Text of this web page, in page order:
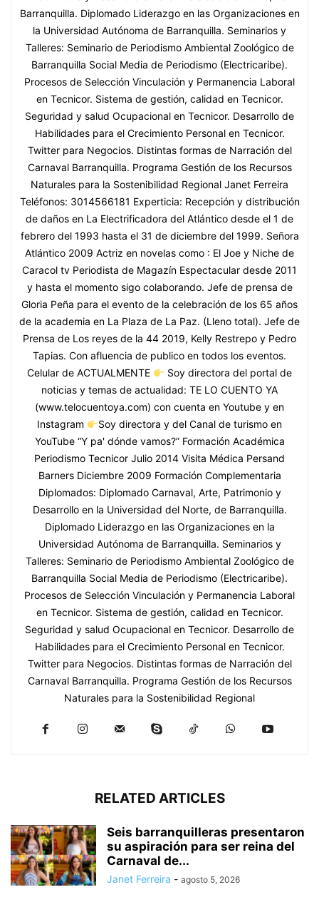
Barranquilla. Diplomado Liderazgo en las Organizaciones en
la Universidad Autónoma de Barranquilla. Seminarios y
Talleres: Seminario de Periodismo Ambiental Zoológico de
Barranquilla Social Media de Periodismo (Electricaribe).
Procesos de Selección Vinculación y Permanencia Laboral
en Tecnicor. Sistema de gestión, calidad en Tecnicor.
Seguridad y salud Ocupacional en Tecnicor. Desarrollo de
Habilidades para el Crecimiento Personal en Tecnicor.
Twitter para Negocios. Distintas formas de Narración del
Carnaval Barranquilla. Programa Gestión de los Recursos
Naturales para la Sostenibilidad Regional Janet Ferreira
Teléfonos: 3014566181 Experticia: Recepción y distribución
de daños en La Electrificadora del Atlántico desde el 1 de
febrero del 1993 hasta el 31 de diciembre del 1999. Señora
Atlántico 2009 Actriz en novelas como : El Joe y Niche de
Caracol tv Periodista de Magazín Espectacular desde 2011
y hasta el momento sigo colaborando. Jefe de prensa de
Gloria Peña para el evento de la celebración de los 65 años
de la academia en La Plaza de La Paz. (Lleno total). Jefe de
Prensa de Los reyes de la 44 2019, Kelly Restrepo y Pedro
Tapias. Con afluencia de publico en todos los eventos.
Celular de ACTUALMENTE
Soy directora del portal de
noticias y temas de actualidad: TE LO CUENTO YA
(www.telocuentoya.com) con cuenta en Youtube y en
Instagram
Soy directora y del Canal de turismo en
YouTube “Y pa' dónde vamos?” Formación Académica
Periodismo Tecnicor Julio 2014 Visita Médica Persand
Barners Diciembre 2009 Formación Complementaria
Diplomados: Diplomado Carnaval, Arte, Patrimonio y
Desarrollo en la Universidad del Norte, de Barranquilla.
Diplomado Liderazgo en las Organizaciones en la
Universidad Autónoma de Barranquilla. Seminarios y
Talleres: Seminario de Periodismo Ambiental Zoológico de
Barranquilla Social Media de Periodismo (Electricaribe).
Procesos de Selección Vinculación y Permanencia Laboral
en Tecnicor. Sistema de gestión, calidad en Tecnicor.
Seguridad y salud Ocupacional en Tecnicor. Desarrollo de
Habilidades para el Crecimiento Personal en Tecnicor.
Twitter para Negocios. Distintas formas de Narración del
Carnaval Barranquilla. Programa Gestión de los Recursos
Naturales para la Sostenibilidad Regional
RELATED ARTICLES
Seis barranquilleras presentaron
su aspiración para ser reina del
Carnaval de...
Janet Ferreira - agosto 5, 2026